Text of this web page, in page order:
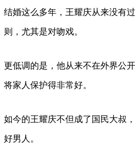
结婚这么多年，王耀庆从来没有
则，尤其是对吻戏。
更低调的是，他从来不在外界公
将家人保护得非常好。
如今的王耀庆不但成了国民大叔
好男人。